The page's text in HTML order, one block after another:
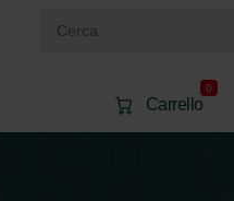
Carrello
0